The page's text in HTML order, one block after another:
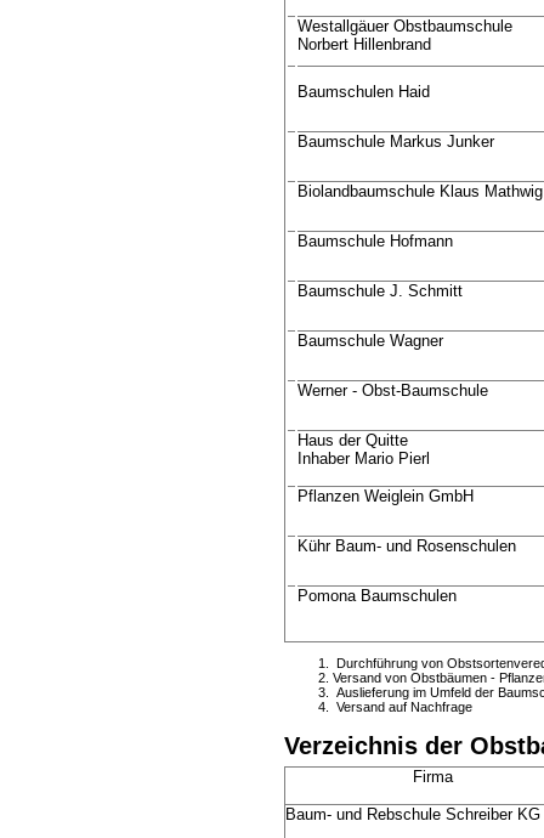
Westallgäuer Obstbaumschule
Norbert Hillenbrand
Baumschulen Haid
Baumschule Markus Junker
Biolandbaumschule Klaus Mathwig
Baumschule Hofmann
Baumschule J. Schmitt
Baumschule Wagner
Werner - Obst-Baumschule
Haus der Quitte
Inhaber Mario Pierl
Pflanzen Weiglein GmbH
Kühr Baum- und Rosenschulen
Pomona Baumschulen
Durchführung von
Versand von Obstbäumen -
Auslieferung im Umfeld der
Versand auf Nachfrage
Verzeichnis der
Firma
Baum- und Rebschule Schreiber KG